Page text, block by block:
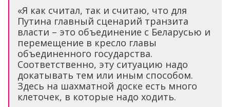
«Я как считал, так и считаю, что для
Путина главный сценарий транзита
власти – это объединение с Беларусью и
перемещение в кресло главы
объединенного государства.
Соответственно, эту ситуацию надо
докатывать тем или иным способом.
Здесь на шахматной доске есть много
клеточек, в которые надо ходить.